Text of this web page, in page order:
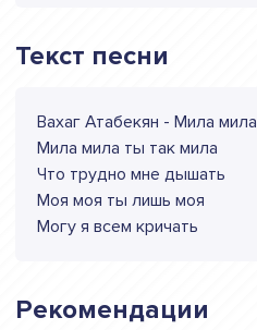
Текст песни
Вахаг Атабекян - Мила мила
Мила мила ты так мила
Что трудно мне дышать
Моя моя ты лишь моя
Могу я всем кричать
Рекомендации